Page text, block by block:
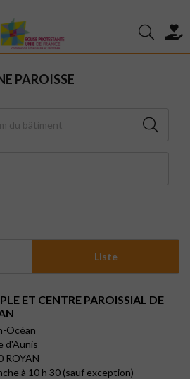
PAROISSE
Liste
ET CENTRE PAROISSIAL DE
Océan
d'Aunis
ROYAN
à 10 h 30 (sauf exception)